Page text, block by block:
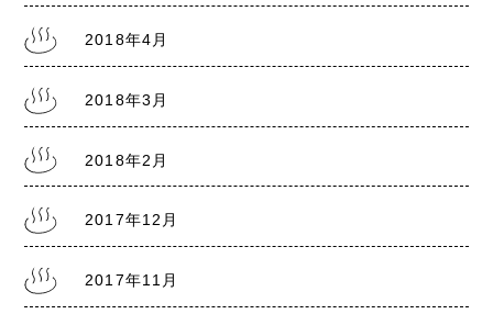
2018年4月
2018年3月
2018年2月
2017年12月
2017年11月